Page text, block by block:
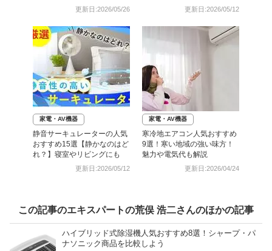
更新日:2026/05/26 更新日:2026/05/12
家電・AV機器
静音サーキュレーターの人気
おすすめ15選【静かなのはど
れ？】寝室やリビングにも
更新日:2026/05/12
家電・AV機器
寒冷地エアコン人気おすすめ
9選！寒い地域の強い味方！
魅力や電気代も解説
更新日:2026/04/24
この記事のエキスパートの荒俣 浩二さんのほかの記事
ハイブリッド式除湿機人気おすすめ8選！シャープ・パ
ナソニック商品を比較しよう